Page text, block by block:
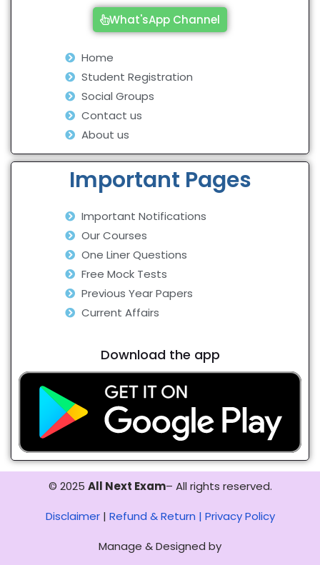
What'sApp Channel
Home
Student Registration
Social Groups
Contact us
About us
Important Pages
Important Notifications
Our Courses
One Liner Questions
Free Mock Tests
Previous Year Papers
Current Affairs
Download the app
© 2025 All Next Exam– All rights reserved.
Disclaimer| Refund & Return | Privacy Policy
Manage & Designed by